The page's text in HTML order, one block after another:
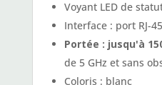
Voyant LED de
Interface : port RJ-45
Portée : jusqu'à
de 5 GHz et sans
Coloris : blanc